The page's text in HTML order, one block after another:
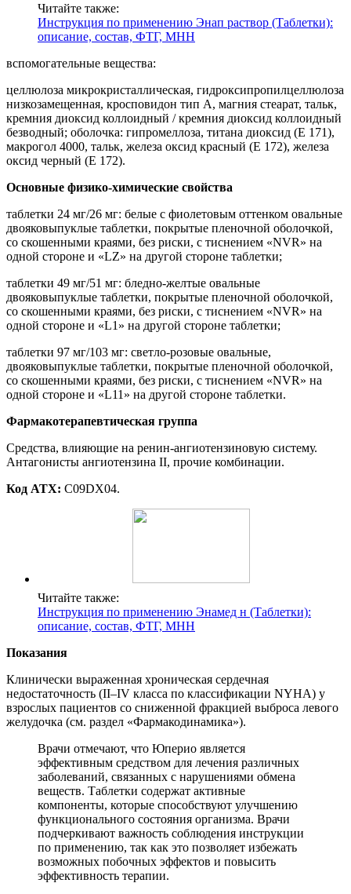
Читайте также:
Инструкция по применению Энап раствор (Таблетки):
описание, состав, ФТГ, МНН
вспомогательные вещества:
целлюлоза микрокристаллическая, гидроксипропилцеллюлоза
низкозамещенная, кросповидон тип А, магния стеарат, тальк,
кремния диоксид коллоидный / кремния диоксид коллоидный
безводный; оболочка: гипромеллоза, титана диоксид (Е 171),
макрогол 4000, тальк, железа оксид красный (Е 172), железа
оксид черный (Е 172).
Основные физико-химические свойства
таблетки 24 мг/26 мг: белые с фиолетовым оттенком овальные
двояковыпуклые таблетки, покрытые пленочной оболочкой,
со скошенными краями, без риски, с тиснением «NVR» на
одной стороне и «LZ» на другой стороне таблетки;
таблетки 49 мг/51 мг: бледно-желтые овальные
двояковыпуклые таблетки, покрытые пленочной оболочкой,
со скошенными краями, без риски, с тиснением «NVR» на
одной стороне и «L1» на другой стороне таблетки;
таблетки 97 мг/103 мг: светло-розовые овальные,
двояковыпуклые таблетки, покрытые пленочной оболочкой,
со скошенными краями, без риски, с тиснением «NVR» на
одной стороне и «L11» на другой стороне таблетки.
Фармакотерапевтическая группа
Средства, влияющие на ренин-ангиотензиновую систему.
Антагонисты ангиотензина II, прочие комбинации.
Код ATX: C09DX04.
Читайте также:
Инструкция по применению Энамед н (Таблетки):
описание, состав, ФТГ, МНН
Показания
Клинически выраженная хроническая сердечная
недостаточность (II–IV класса по классификации NYHA) у
взрослых пациентов со сниженной фракцией выброса левого
желудочка (см. раздел «Фармакодинамика»).
Врачи отмечают, что Юперио является
эффективным средством для лечения различных
заболеваний, связанных с нарушениями обмена
веществ. Таблетки содержат активные
компоненты, которые способствуют улучшению
функционального состояния организма. Врачи
подчеркивают важность соблюдения инструкции
по применению, так как это позволяет избежать
возможных побочных эффектов и повысить
эффективность терапии.